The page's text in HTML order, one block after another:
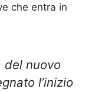
che entra in
del nuovo
l’inizio